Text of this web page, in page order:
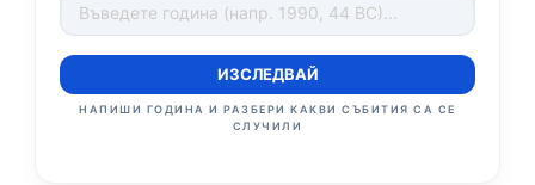
ИЗСЛЕДВАЙ
НАПИШИ ГОДИНА И РАЗБЕРИ КАКВИ СЪБИТИЯ СА СЕ
СЛУЧИЛИ